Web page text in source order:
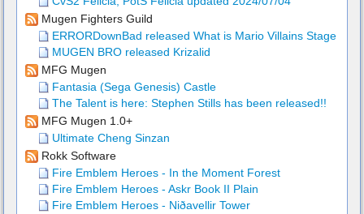
Mugen Fighters Guild
ERRORDownBad released What is Mario Villains Stage
MUGEN BRO released Krizalid
MFG Mugen
Fantasia (Sega Genesis) Castle
The Talent is here: Stephen Stills has been released!!
MFG Mugen 1.0+
Ultimate Cheng Sinzan
Rokk Software
Fire Emblem Heroes - In the Moment Forest
Fire Emblem Heroes - Askr Book II Plain
Fire Emblem Heroes - Niðavellir Tower